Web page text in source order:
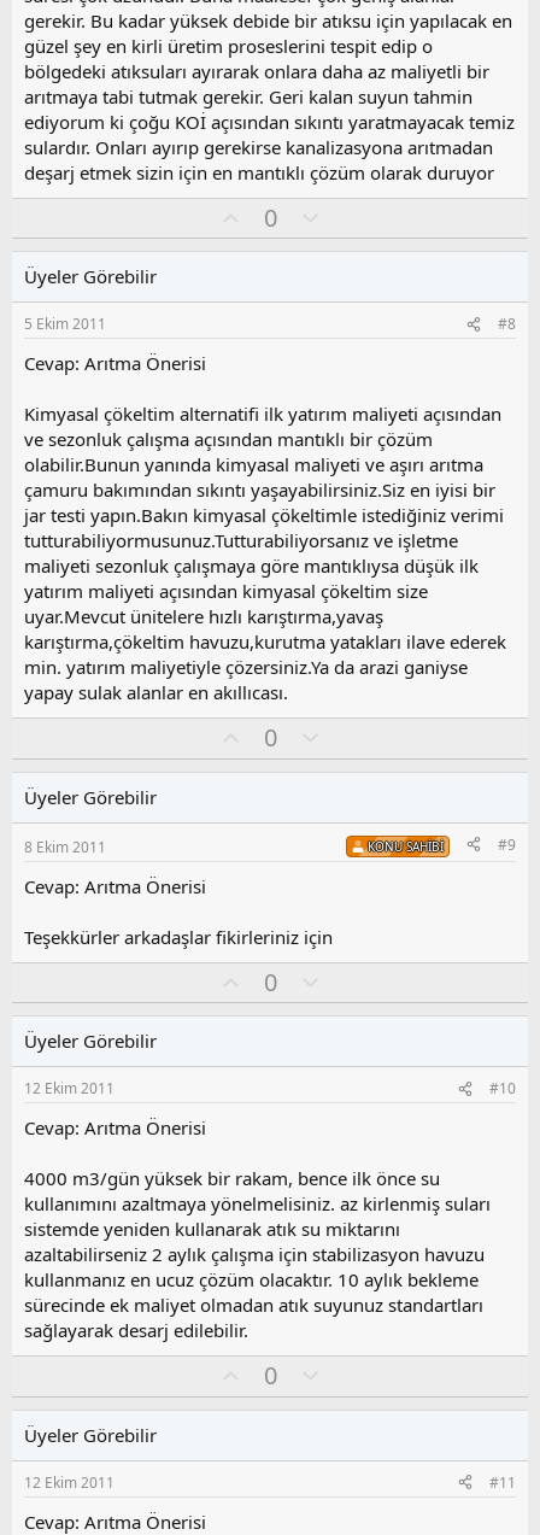
gerekir. Bu kadar yüksek debide bir atıksu için yapılacak en
güzel şey en kirli üretim proseslerini tespit edip o
bölgedeki atıksuları ayırarak onlara daha az maliyetli bir
arıtmaya tabi tutmak gerekir. Geri kalan suyun tahmin
ediyorum ki çoğu KOİ açısından sıkıntı yaratmayacak temiz
sulardır. Onları ayırıp gerekirse kanalizasyona arıtmadan
deşarj etmek sizin için en mantıklı çözüm olarak duruyor
y
0
l
s
u
y
l
a
Üyeler Görebilir
5 Ekim 2011 #8
Cevap: Arıtma Önerisi
Kimyasal çökeltim alternatifi ilk yatırım maliyeti açısından
ve sezonluk çalışma açısından mantıklı bir çözüm
olabilir.Bunun yanında kimyasal maliyeti ve aşırı arıtma
çamuru bakımından sıkıntı yaşayabilirsiniz.Siz en iyisi bir
jar testi yapın.Bakın kimyasal çökeltimle istediğiniz verimi
tutturabiliyormusunuz.Tutturabiliyorsanız ve işletme
maliyeti sezonluk çalışmaya göre mantıklıysa düşük ilk
yatırım maliyeti açısından kimyasal çökeltim size
uyar.Mevcut ünitelere hızlı karıştırma,yavaş
karıştırma,çökeltim havuzu,kurutma yatakları ilave ederek
min. yatırım maliyetiyle çözersiniz.Ya da arazi ganiyse
yapay sulak alanlar en akıllıcası.
y
0
l
s
u
y
l
Üyeler Görebilir
8 Ekim 2011 KONU SAHIBI #9
Cevap: Arıtma Önerisi
Teşekkürler arkadaşlar fikirleriniz için
y
0
l
s
u
y
l
a
Üyeler Görebilir
12 Ekim 2011 #10
Cevap: Arıtma Önerisi
4000 m3/gün yüksek bir rakam, bence ilk önce su
kullanımını azaltmaya yönelmelisiniz. az kirlenmiş suları
sistemde yeniden kullanarak atık su miktarını
azaltabilirseniz 2 aylık çalışma için stabilizasyon havuzu
kullanmanız en ucuz çözüm olacaktır. 10 aylık bekleme
sürecinde ek maliyet olmadan atık suyunuz standartları
sağlayarak desarj edilebilir.
y
0
l
s
u
Üyeler Görebilir
12 Ekim 2011 #11
Cevap: Arıtma Önerisi